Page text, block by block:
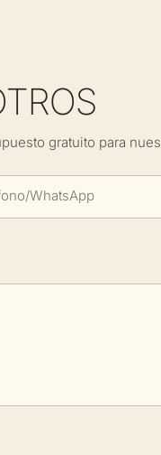
gratuito para
WhatsApp